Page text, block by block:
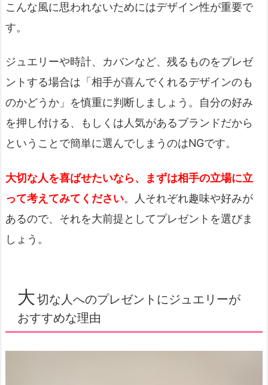
こんな風に思われないためにはデザイン性が重要で
す。
ジュエリーや時計、カバンなど、残るものをプレゼ
ントする場合は「相手が喜んでくれるデザインのも
のかどうか」を慎重に判断しましょう。自分の好み
を押し付ける、もしくは人気があるブランドだから
ということで簡単に選んでしまうのはNGです。
大切な人を喜ばせたいなら、まずは相手の立場に立
って考えてみてください。人それぞれ趣味や好みが
あるので、それを大前提としてプレゼントを選びま
しょう。
大切な人へのプレゼントにジュエリーが
おすすめな理由